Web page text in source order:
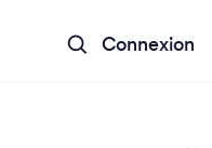
Connexion